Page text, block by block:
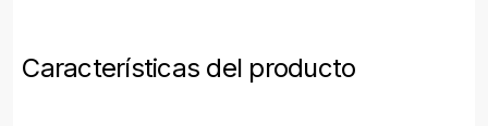
Características del producto